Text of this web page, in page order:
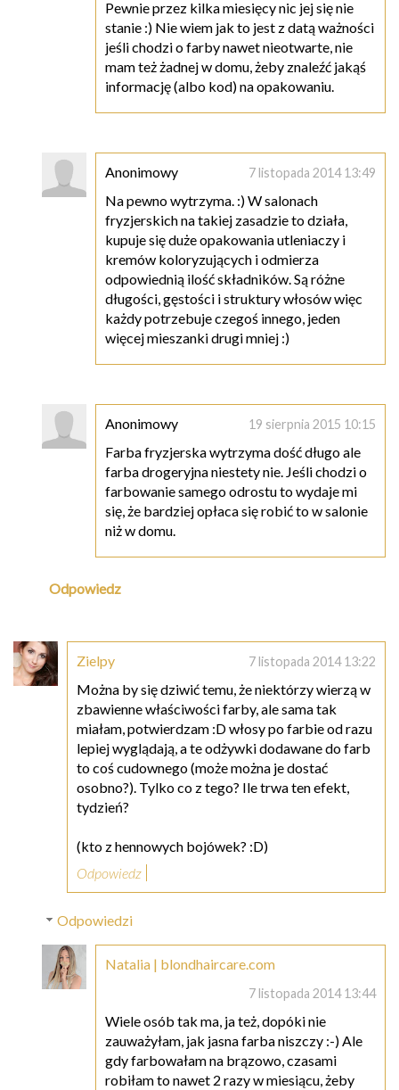
Pewnie przez kilka miesięcy nic jej się nie
stanie :) Nie wiem jak to jest z datą ważności
jeśli chodzi o farby nawet nieotwarte, nie
mam też żadnej w domu, żeby znaleźć jakąś
informację (albo kod) na opakowaniu.
Anonimowy 7 listopada 2014 13:49
Na pewno wytrzyma. :) W salonach
fryzjerskich na takiej zasadzie to działa,
kupuje się duże opakowania utleniaczy i
kremów koloryzujących i odmierza
odpowiednią ilość składników. Są różne
długości, gęstości i struktury włosów więc
każdy potrzebuje czegoś innego, jeden
więcej mieszanki drugi mniej :)
Anonimowy 19 sierpnia 2015 10:15
Farba fryzjerska wytrzyma dość długo ale
farba drogeryjna niestety nie. Jeśli chodzi o
farbowanie samego odrostu to wydaje mi
się, że bardziej opłaca się robić to w salonie
niż w domu.
Odpowiedz
Zielpy 7 listopada 2014 13:22
Można by się dziwić temu, że niektórzy wierzą w
zbawienne właściwości farby, ale sama tak
miałam, potwierdzam :D włosy po farbie od razu
lepiej wyglądają, a te odżywki dodawane do farb
to coś cudownego (może można je dostać
osobno?). Tylko co z tego? Ile trwa ten efekt,
tydzień?
(kto z hennowych bojówek? :D)
Odpowiedz
Odpowiedzi
Natalia | blondhaircare.com
7 listopada 2014 13:44
Wiele osób tak ma, ja też, dopóki nie
zauważyłam, jak jasna farba niszczy :-) Ale
gdy farbowałam na brązowo, czasami
robiłam to nawet 2 razy w miesiącu, żeby